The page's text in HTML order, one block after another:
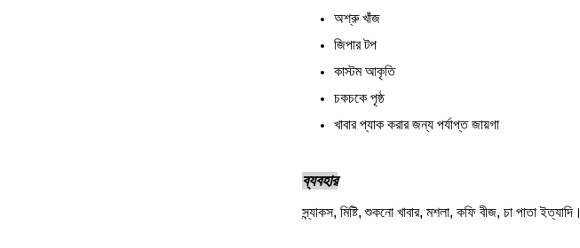
অশ্রু খাঁজ
জিপার টপ
কাস্টম আকৃতি
চকচকে পৃষ্ঠ
খাবার প্যাক করার জন্য পর্যাপ্ত জায়গা
ব্যবহার
স্ন্যাকস, মিষ্টি, শুকনো খাবার, মশলা, কফি বীজ, চা পাতা ইত্যাদি।